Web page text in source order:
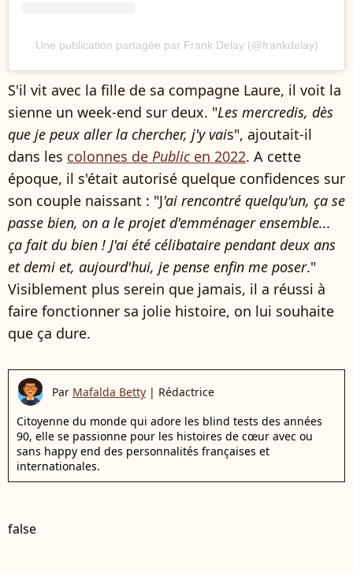
Une publication partagée par Frank Delay (@frankdelay)
S'il vit avec la fille de sa compagne Laure, il voit la
sienne un week-end sur deux. "Les mercredis, dès
que je peux aller la chercher, j'y vais", ajoutait-il
dans les colonnes de Publicen 2022. A cette
époque, il s'était autorisé quelque confidences sur
son couple naissant : "J'ai rencontré quelqu'un, ça se
passe bien, on a le projet d'emménager ensemble...
ça fait du bien ! J'ai été célibataire pendant deux ans
et demi et, aujourd'hui, je pense enfin me poser."
Visiblement plus serein que jamais, il a réussi à
faire fonctionner sa jolie histoire, on lui souhaite
que ça dure.
Par Mafalda Betty | Rédactrice
Citoyenne du monde qui adore les blind tests des années
90, elle se passionne pour les histoires de cœur avec ou
sans happy end des personnalités françaises et
internationales.
false